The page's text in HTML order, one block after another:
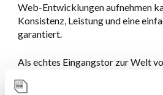
Web-Entwicklungen aufnehmen
Konsistenz, Leistung und eine
garantiert.
Als echtes Eingangstor zur Welt
Ausstellern, Besuchern und